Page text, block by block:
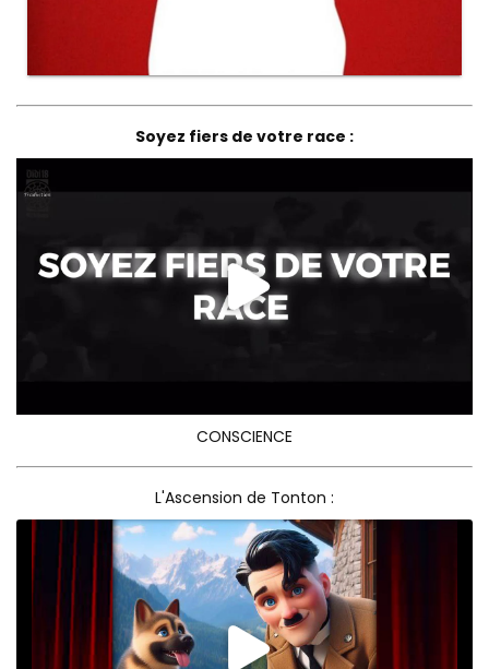
Soyez fiers de votre race :
CONSCIENCE
L'Ascension de Tonton :